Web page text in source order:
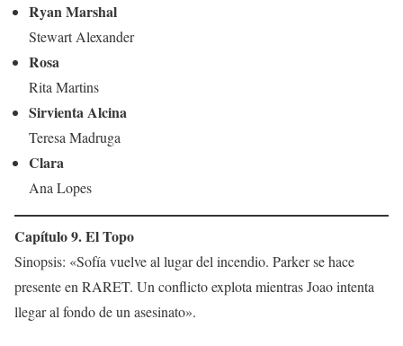
Ryan Marshal
Stewart Alexander
Rosa
Rita Martins
Sirvienta Alcina
Teresa Madruga
Clara
Ana Lopes
Capítulo 9. El Topo
Sinopsis: «Sofía vuelve al lugar del incendio. Parker se hace
presente en RARET. Un conflicto explota mientras Joao intenta
llegar al fondo de un asesinato».